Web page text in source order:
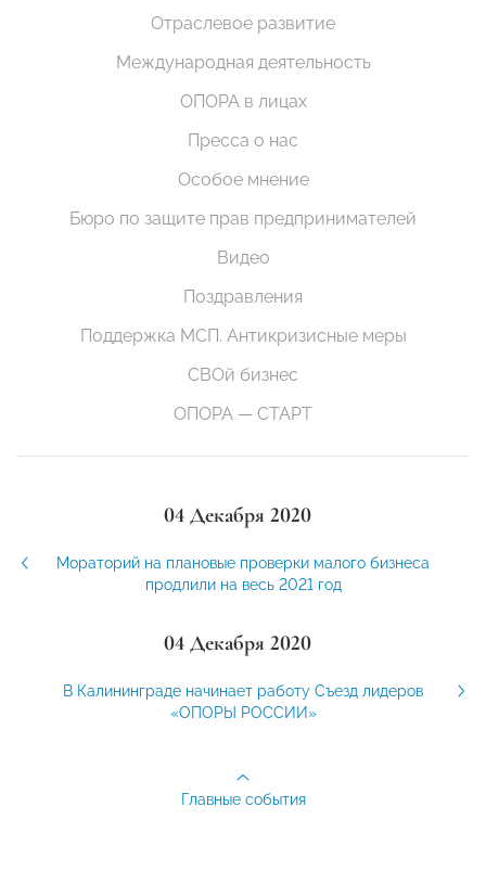
Отраслевое развитие
Международная деятельность
ОПОРА в лицах
Пресса о нас
Особое мнение
Бюро по защите прав предпринимателей
Видео
Поздравления
Поддержка МСП. Антикризисные меры
СВОй бизнес
ОПОРА — СТАРТ
04 Декабря 2020
Мораторий на плановые проверки малого бизнеса
продлили на весь 2021 год
04 Декабря 2020
В Калининграде начинает работу Съезд лидеров
«ОПОРЫ РОССИИ»
Главные события